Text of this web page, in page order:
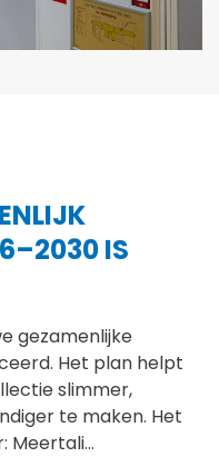
IS
gezamenlijke
Het plan helpt
slimmer,
te maken. Het
Meertali…